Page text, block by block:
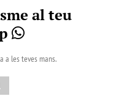
al teu
a les teves mans.